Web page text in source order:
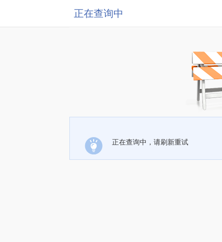
正在查询中
正在查询中，请刷新重试